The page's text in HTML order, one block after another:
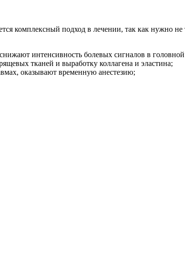
комплексный подход в лечении, так как нужно
интенсивность болевых сигналов в
тканей и выработку коллагена и эластина;
оказывают временную анестезию;